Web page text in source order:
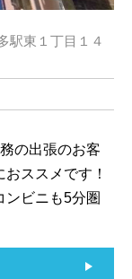
駅東１丁目１４
の出張のお客
ススメです！
ビニも5分圏